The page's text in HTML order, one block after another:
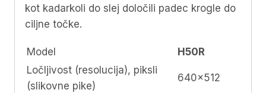
kot kadarkoli do slej določili padec krogle do
ciljne točke.
Model
H50R
Ločljivost (resolucija), piksli
(slikovne pike)
640×512